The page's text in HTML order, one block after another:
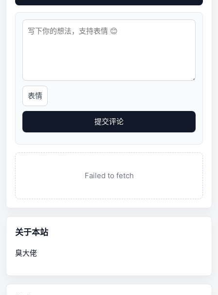
表情
提交评论
Failed to fetch
关于本站
臭大佬